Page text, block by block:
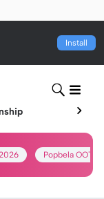
Install
Popbela OOTD